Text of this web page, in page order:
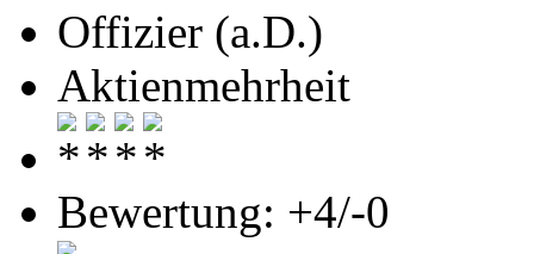
Offizier (a.D.)
Aktienmehrheit
Bewertung: +4/-0